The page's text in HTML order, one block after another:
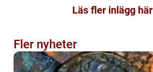
Läs fler inlägg här
Fler nyheter